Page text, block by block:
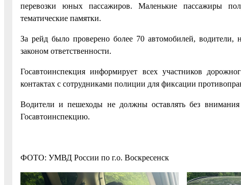
перевозки юных пассажиров. Маленькие пассажиры
тематические памятки.
За рейд было проверено более 70 автомобилей,
законом ответственности.
Госавтоинспекция информирует всех участников
контактах с сотрудниками полиции для фиксации
Водители и пешеходы не должны оставлять без
Госавтоинспекцию.
ФОТО: УМВД России по г.о. Воскресенск